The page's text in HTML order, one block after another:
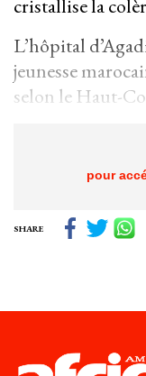
cristallise la
L’hôpital
jeunesse
selon le Haut-
pour
SHARE